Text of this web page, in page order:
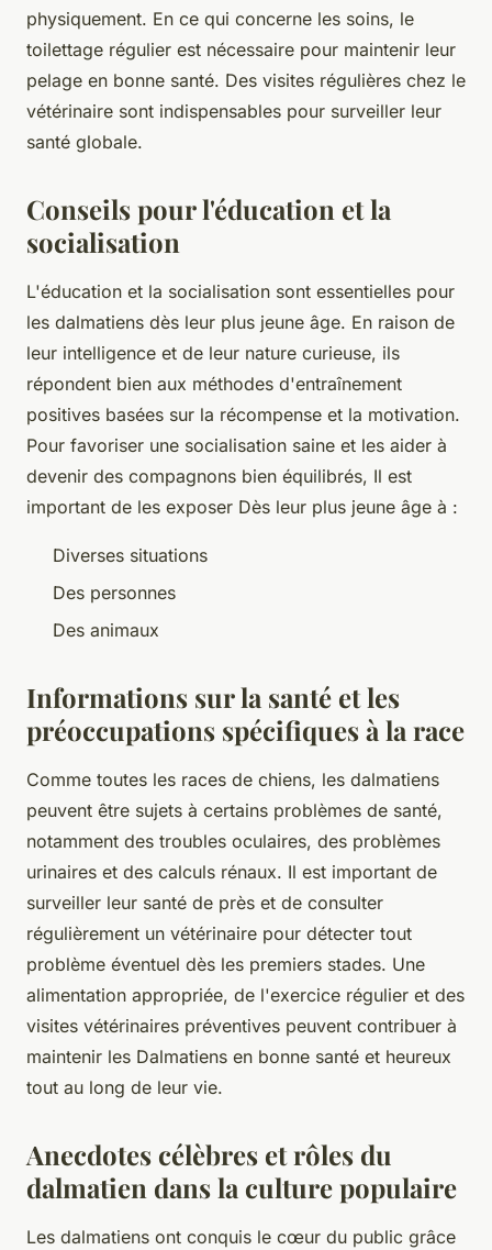
physiquement. En ce qui concerne les soins, le
toilettage régulier est nécessaire pour maintenir leur
pelage en bonne santé. Des visites régulières chez le
vétérinaire sont indispensables pour surveiller leur
santé globale.
Conseils pour l'éducation et la
socialisation
L'éducation et la socialisation sont essentielles pour
les dalmatiens dès leur plus jeune âge. En raison de
leur intelligence et de leur nature curieuse, ils
répondent bien aux méthodes d'entraînement
positives basées sur la récompense et la motivation.
Pour favoriser une socialisation saine et les aider à
devenir des compagnons bien équilibrés, Il est
important de les exposer Dès leur plus jeune âge à :
Diverses situations
Des personnes
Des animaux
Informations sur la santé et les
préoccupations spécifiques à la race
Comme toutes les races de chiens, les dalmatiens
peuvent être sujets à certains problèmes de santé,
notamment des troubles oculaires, des problèmes
urinaires et des calculs rénaux. Il est important de
surveiller leur santé de près et de consulter
régulièrement un vétérinaire pour détecter tout
problème éventuel dès les premiers stades. Une
alimentation appropriée, de l'exercice régulier et des
visites vétérinaires préventives peuvent contribuer à
maintenir les Dalmatiens en bonne santé et heureux
tout au long de leur vie.
Anecdotes célèbres et rôles du
dalmatien dans la culture populaire
Les dalmatiens ont conquis le cœur du public grâce